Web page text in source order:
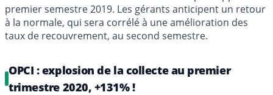
premier semestre 2019. Les gérants anticipent un retour
à la normale, qui sera corrélé à une amélioration des
taux de recouvrement, au second semestre.
OPCI : explosion de la collecte au premier
trimestre 2020, +131% !